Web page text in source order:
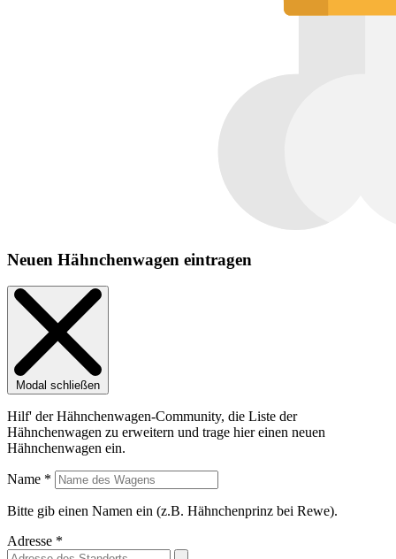
Neuen Hähnchenwagen eintragen
Modal schließen
Hilf' der Hähnchenwagen-Community, die Liste der
Hähnchenwagen zu erweitern und trage hier einen neuen
Hähnchenwagen ein.
Name *
Bitte gib einen Namen ein (z.B. Hähnchenprinz bei Rewe).
Adresse *